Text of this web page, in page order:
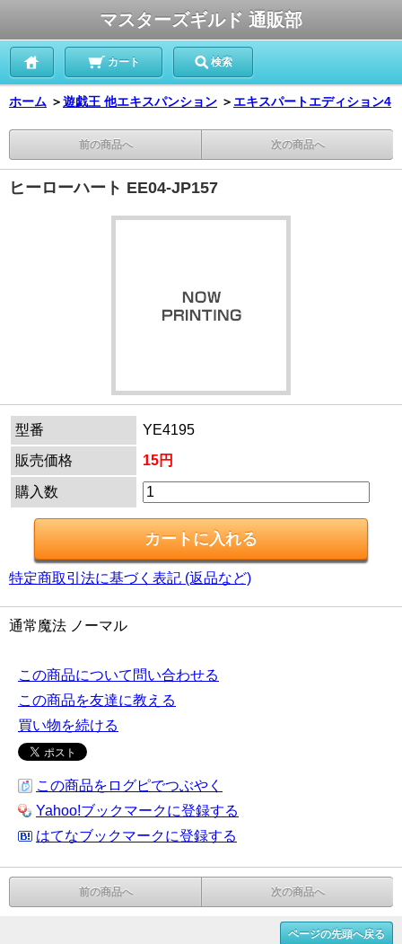
マスターズギルド 通販部
カート 検索
ホーム ＞遊戯王 他エキスパンション ＞ エキスパートエディション4
前の商品へ 次の商品へ
ヒーローハート EE04-JP157
型番
YE4195
販売価格
15円
購入数
特定商取引法に基づく表記 (返品など)
通常魔法 ノーマル
この商品について問い合わせる
この商品を友達に教える
買い物を続ける
この商品をログピでつぶやく
Yahoo!ブックマークに登録する
はてなブックマークに登録する
前の商品へ 次の商品へ
ページの先頭へ戻る